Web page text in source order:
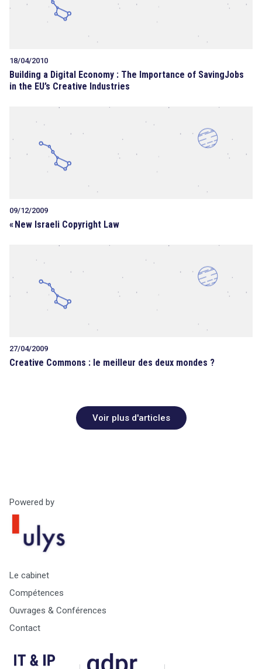
18/04/2010
Building a Digital Economy : The Importance of SavingJobs
in the EU’s Creative Industries
09/12/2009
«New Israeli Copyright Law
27/04/2009
Creative Commons : le meilleur des deux mondes ?
Voir plus d'articles
Powered by
Le cabinet
Compétences
Ouvrages & Conférences
Contact